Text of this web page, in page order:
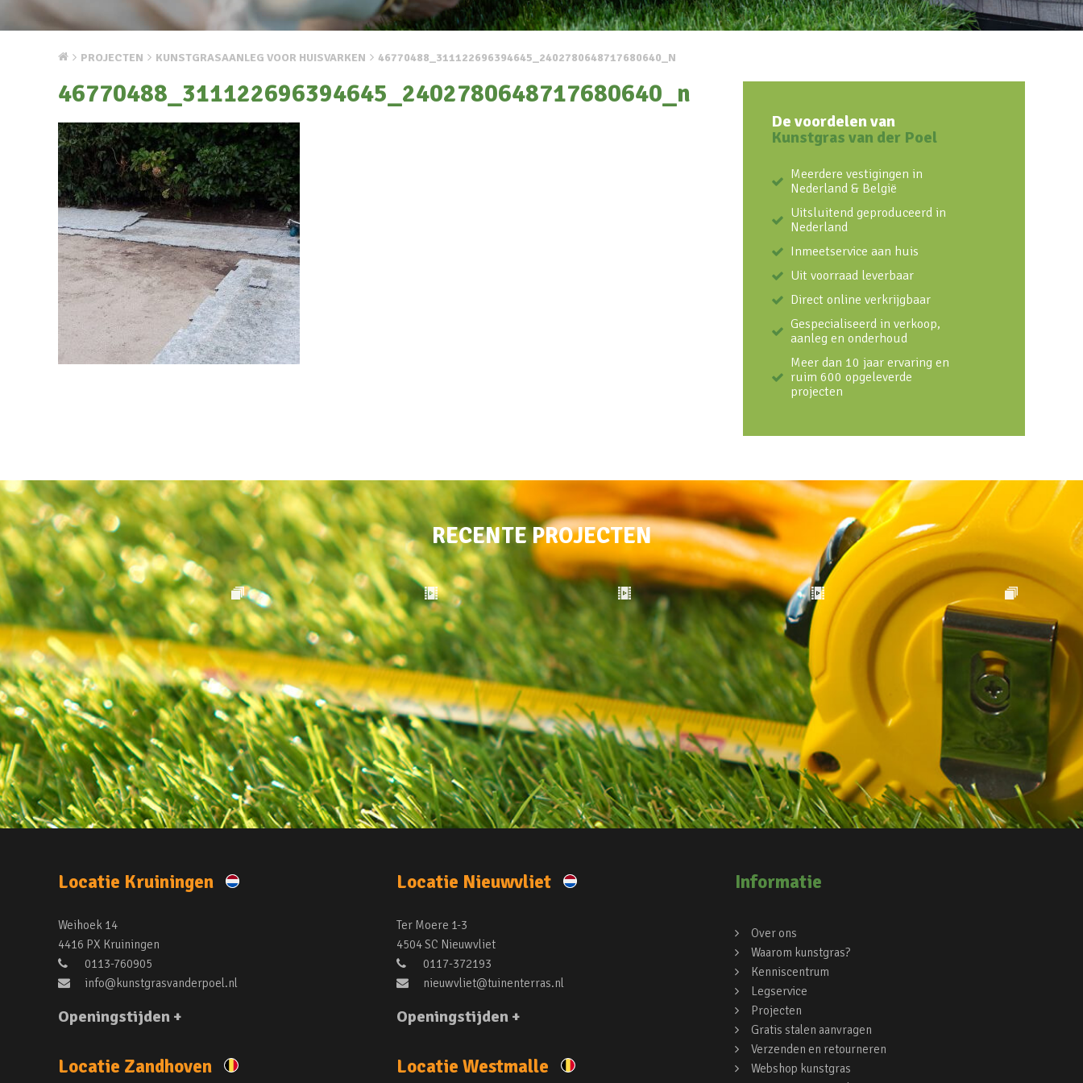
PROJECTEN KUNSTGRASAANLEG VOOR HUISVARKEN 46770488_311122696394645_2402780648717680640_N
46770488_311122696394645_2402780648717680640_n
De voordelen van
Kunstgras van der Poel
Meerdere vestigingen in
Nederland & België
Uitsluitend geproduceerd in
Nederland
Inmeetservice aan huis
Uit voorraad leverbaar
Direct online verkrijgbaar
Gespecialiseerd in verkoop,
aanleg en onderhoud
Meer dan 10 jaar ervaring en
ruim 600 opgeleverde
projecten
RECENTE PROJECTEN
Locatie Kruiningen
Weihoek 14
4416 PX Kruiningen
0113-760905
info@kunstgrasvanderpoel.nl
Openingstijden +
Locatie Nieuwvliet
Ter Moere 1-3
4504 SC Nieuwvliet
0117-372193
nieuwvliet@tuinenterras.nl
Openingstijden +
Locatie Zandhoven Locatie Westmalle
Informatie
Over ons
Waarom kunstgras?
Kenniscentrum
Legservice
Projecten
Gratis stalen aanvragen
Verzenden en retourneren
Webshop kunstgras